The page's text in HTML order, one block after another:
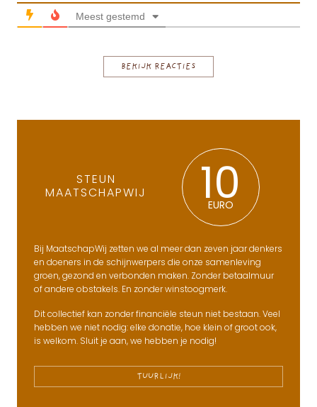
Meest gestemd
BEKIJK REACTIES
STEUN
MAATSCHAPWIJ
10
EURO
Bij MaatschapWij zetten we al meer dan zeven jaar denkers
en doeners in de schijnwerpers die onze samenleving
groen, gezond en verbonden maken. Zonder betaalmuur
of andere obstakels. En zonder winstoogmerk.
Dit collectief kan zonder financiële steun niet bestaan. Veel
hebben we niet nodig: elke donatie, hoe klein of groot ook,
is welkom. Sluit je aan, we hebben je nodig!
TUURLIJK!